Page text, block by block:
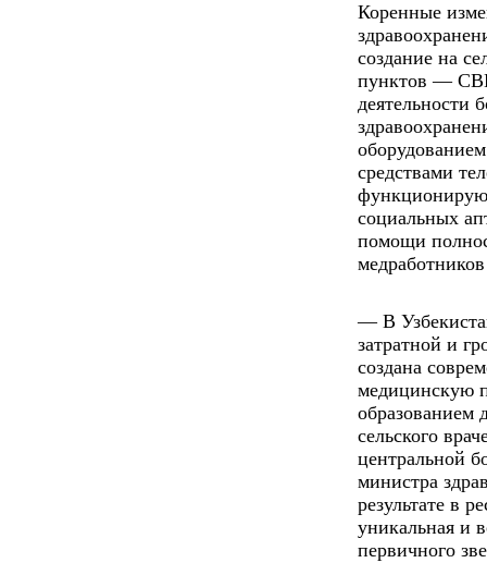
Коренные
создание на
пунктов —
деятельности
средствами
социальных
помощи
— В
затратной и
создана
медицинскую
образованием
сельского
центральной
министра
результате в
уникальная и
первичного